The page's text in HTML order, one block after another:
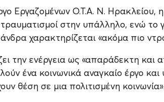
Εργαζομένων Ο.Τ.Α. Ν. Ηρακλείου,
στην υπάλληλο, ενώ το
χαρακτηρίζεται «ακόμα πιο
την ενέργεια ως «απαράδεκτη και
ένα κοινωνικά αναγκαίο έργο και
θέση σε μια πολιτισμένη κοινωνία».